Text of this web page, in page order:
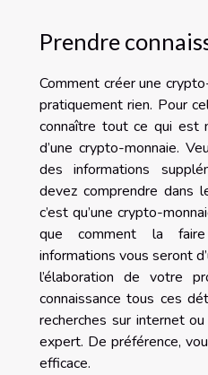
Prendre
Comment créer une
pratiquement rien. Pour
connaître tout ce qui est
d’une crypto-monnaie.
des informations
devez comprendre dans
c’est qu’une crypto-
que comment la
informations vous seront
l’élaboration de votre
connaissance tous ces
recherches sur internet
expert. De préférence,
efficace.